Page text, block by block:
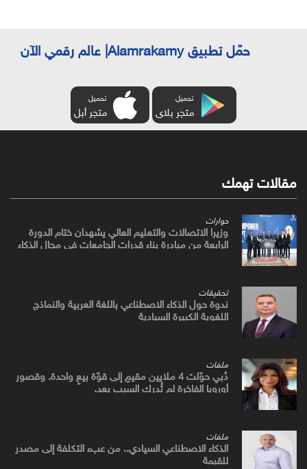
حمّل تطبيق Alamrakamy| عالم رقمي الآن
تحميل
متجر بلاى
تحميل
متجر أبل
مقالات تهمك
حوارات
وزيرا الاتصالات والتعليم العالي يشهدان ختام الدورة
الرابعة من مبادرة بناء قدرات الجامعات في مجال الذكاء
تحقيقات
ندوة حول الذكاء الاصطناعي باللغة العربية والنماذج
اللغوية الكبيرة السيادية
ملفات
دُبي حوّلت 4 ملايين مقيمٍ إلى قوّة بيعٍ واحدة. وقصور
أوروبا الفاخرة لم تُدرك السبب بعد.
ملفات
الذكاء الاصطناعي السيادي.. من عبء التكلفة إلى مصدر
للقيمة